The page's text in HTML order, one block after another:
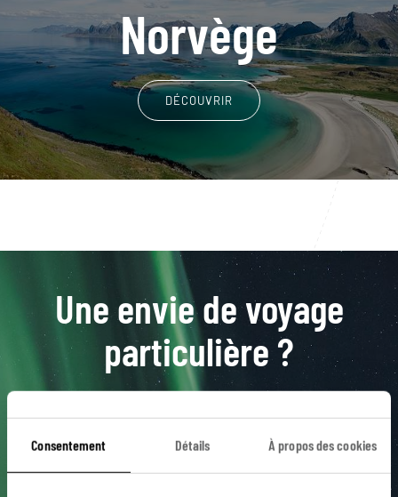
Consentement Détails À propos des cookies
Norvège
DÉCOUVRIR
Une envie de voyage
particulière ?
Arctique Cap Nord Express Côtier
Hammerfest Laponie Aalesund Bergen